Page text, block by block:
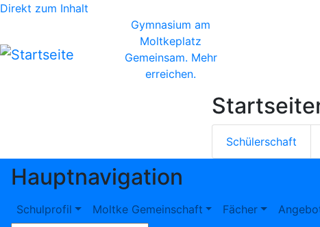
Direkt zum Inhalt
Gymnasium am
Moltkeplatz
Gemeinsam. Mehr
erreichen.
Schülerschaft
Hauptnavigation
Schulprofil Moltke Gemeinschaft Fächer